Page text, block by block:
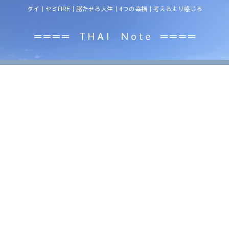
タイ｜セミFIRE｜勝たせる人生｜4つの幸福｜考えるより感じろ
＝＝＝＝ T H A I N o t e ＝＝＝＝